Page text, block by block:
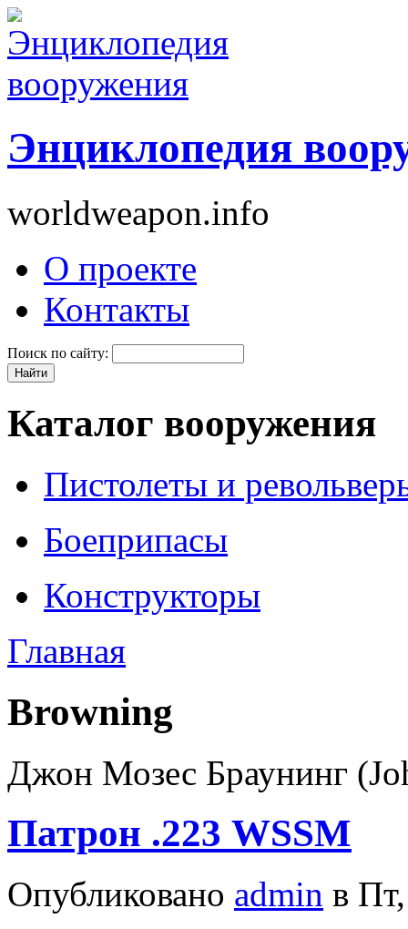
Энциклопедия
worldweapon.info
О проекте
Контакты
Поиск по сайту:
Каталог вооружения
Пистолеты и
Боеприпасы
Конструкторы
Главная
Browning
Джон Мозес Браунинг
Патрон .223 WSSM
Опубликовано admin в